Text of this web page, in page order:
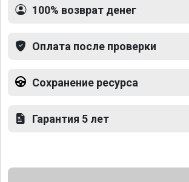
100% возврат денег
Оплата после проверки
Сохранение ресурса
Гарантия 5 лет